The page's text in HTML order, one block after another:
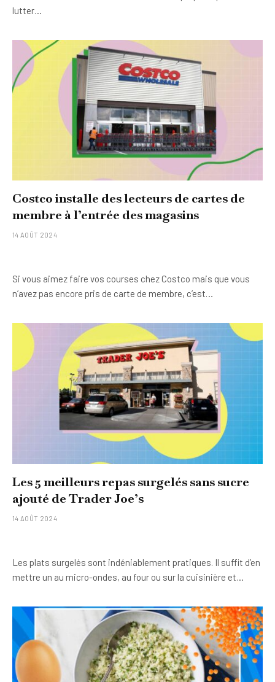
lutter…
Costco installe des lecteurs de cartes de
membre à l’entrée des magasins
14 AOÛT 2024
Si vous aimez faire vos courses chez Costco mais que vous
n’avez pas encore pris de carte de membre, c’est…
Les 5 meilleurs repas surgelés sans sucre
ajouté de Trader Joe’s
14 AOÛT 2024
Les plats surgelés sont indéniablement pratiques. Il suffit d’en
mettre un au micro-ondes, au four ou sur la cuisinière et…